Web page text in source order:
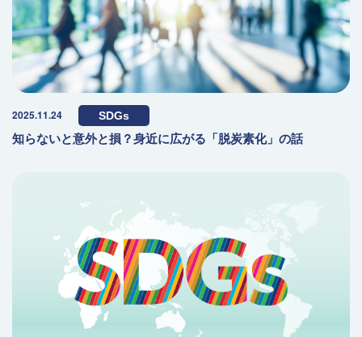
2025.11.24 SDGs
知らないと意外と損？身近に広がる「脱炭素化」の話